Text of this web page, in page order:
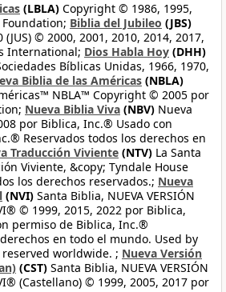
(LBLA) Copyright © 1986, 1995,
Foundation; Biblia del Jubileo (JBS)
© 2000, 2001, 2010, 2014, 2017,
International; Dios Habla Hoy (DHH)
Bíblicas Unidas, 1966, 1970,
Biblia de las Américas (NBLA)
NBLA™ Copyright © 2005 por
Nueva Biblia Viva (NBV) Nueva
por Biblica, Inc.® Usado con
Reservados todos los derechos en
Traducción Viviente (NTV) La Santa
Viviente, &copy; Tyndale House
los derechos reservados.; Nueva
(NVI) Santa Biblia, NUEVA VERSIÓN
© 1999, 2015, 2022 por Biblica,
permiso de Biblica, Inc.®
en todo el mundo. Used by
worldwide. ; Nueva Versión
(CST) Santa Biblia, NUEVA VERSIÓN
(Castellano) © 1999, 2005, 2017 por